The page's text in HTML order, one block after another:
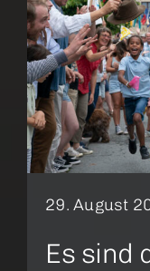
29. August
Es sind